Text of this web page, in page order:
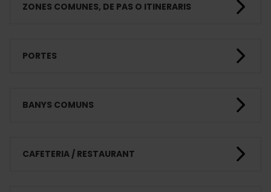
ZONES COMUNES, DE PAS O ITINERARIS
PORTES
BANYS COMUNS
CAFETERIA / RESTAURANT